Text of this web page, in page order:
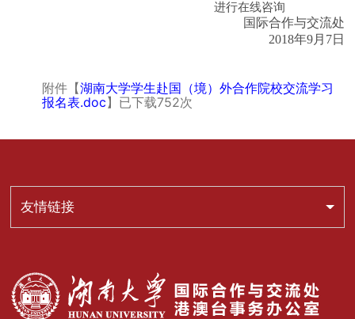
进行在线咨询
国际合作与交流处
2018年9月7日
附件【湖南大学学生赴国（境）外合作院校交流学习
报名表.doc】已下载752次
友情链接